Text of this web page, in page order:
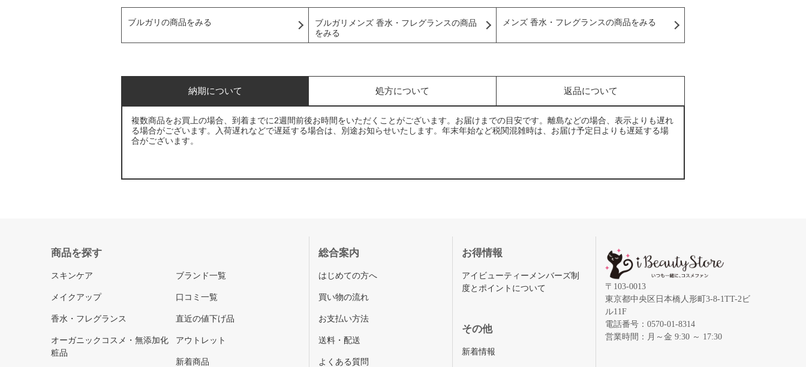
ブルガリの商品をみる
ブルガリメンズ 香水・フレグランスの商品
をみる
メンズ 香水・フレグランスの商品をみる
納期について 処方について 返品について
複数商品をお買上の場合、到着までに2週間前後お時間をいただくことがございます。お届けまでの目安です。離島などの場合、表示よりも遅れ
る場合がございます。入荷遅れなどで遅延する場合は、別途お知らせいたします。年末年始など税関混雑時は、お届け予定日よりも遅延する場
合がございます。
商品を探す
スキンケア
メイクアップ
香水・フレグランス
オーガニックコスメ・無添加化
粧品
ブランド一覧
口コミ一覧
直近の値下げ品
アウトレット
新着商品
総合案内
はじめての方へ
買い物の流れ
お支払い方法
送料・配送
よくある質問
お得情報
アイビューティーメンバーズ制
度とポイントについて
その他
新着情報
〒103-0013
東京都中央区日本橋人形町3-8-1TT-2ビ
ル11F
電話番号：0570-01-8314
営業時間：月～金 9:30 ～ 17:30